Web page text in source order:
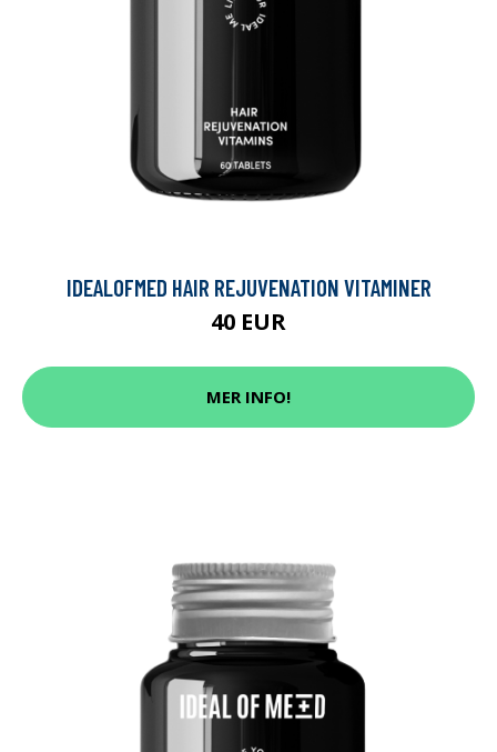
IDEALOFMED HAIR REJUVENATION VITAMINER
40 EUR
MER INFO!